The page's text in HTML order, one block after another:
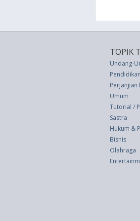
TOPIK
Undang-
Pendidikan
Perjanjian
Umum
Tutorial /
Sastra
Hukum &
Bisnis
Olahraga